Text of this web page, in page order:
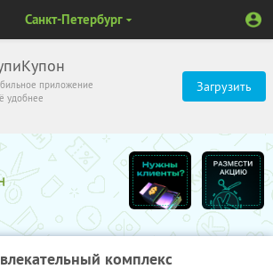
приложение
удобнее
Загрузить
Санкт-Петербург
комплекс